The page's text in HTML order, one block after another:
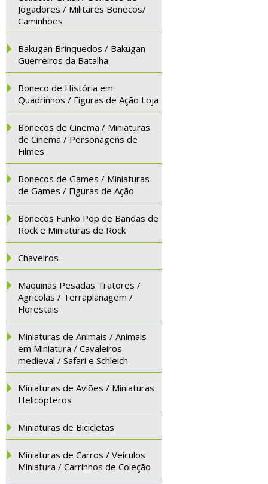
Jogadores / Militares Bonecos/
Caminhões
Bakugan Brinquedos / Bakugan
Guerreiros da Batalha
Boneco de História em
Quadrinhos / Figuras de Ação Loja
Bonecos de Cinema / Miniaturas
de Cinema / Personagens de
Filmes
Bonecos de Games / Miniaturas
de Games / Figuras de Ação
Bonecos Funko Pop de Bandas de
Rock e Miniaturas de Rock
Chaveiros
Maquinas Pesadas Tratores /
Agricolas / Terraplanagem /
Florestais
Miniaturas de Animais / Animais
em Miniatura / Cavaleiros
medieval / Safari e Schleich
Miniaturas de Aviões / Miniaturas
Helicópteros
Miniaturas de Bicicletas
Miniaturas de Carros / Veículos
Miniatura / Carrinhos de Coleção